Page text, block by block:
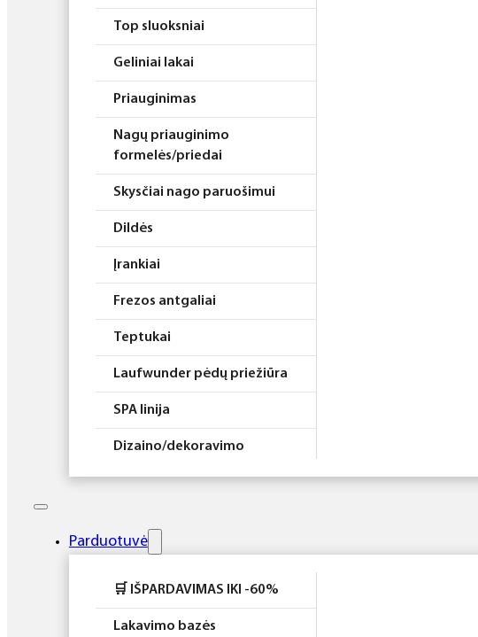
Top sluoksniai
Geliniai lakai
Priauginimas
Nagų priauginimo
formelės/priedai
Skysčiai nago paruošimui
Dildės
Įrankiai
Frezos antgaliai
Teptukai
Laufwunder pėdų priežiūra
SPA linija
Dizaino/dekoravimo
Higiena
Rinkiniai
Parduotuvė
🛒 IŠPARDAVIMAS IKI -60%
Lakavimo bazės